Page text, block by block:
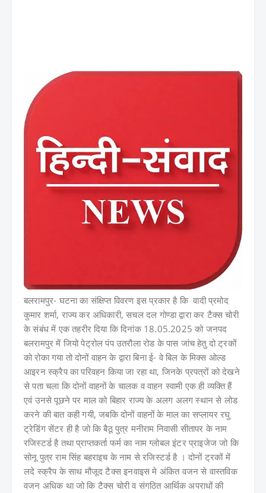
बलरामपुर- घटना का संक्षिप्त विवरण इस प्रकार है कि वादी प्रमोद
कुमार शर्मा, राज्य कर अधिकारी, सचल दल गोण्डा द्वारा कर टैक्स चोरी
के संबंध में एक तहरीर दिया कि दिनांक 18.05.2025 को जनपद
बलरामपुर में जियो पेट्रोल पंप उतरौला रोड के पास जांच हेतु दो ट्रकों
को रोका गया तो दोनों वाहन के द्वारा बिना ई- वे बिल के मिक्स ओल्ड
आइरन स्क्रैप का परिवहन किया जा रहा था, जिनके प्रपत्रों को देखने
से पता चला कि दोनों वाहनों के चालक व वाहन स्वामी एक ही व्यक्ति हैं
एवं उनसे पूछने पर माल को बिहार राज्य के अलग अलग स्थान से लोड
करने की बात कही गयी, जबकि दोनों वाहनों के माल का सप्लायर रघु
ट्रेडिंग सेंटर ही है जो कि बैठू पुत्र मनीराम निवासी सीतापर के नाम
रजिस्टर्ड है तथा प्राप्तकर्ता फर्म का नाम ग्लोबल इंटर प्राइजेज जो कि
सोनू पुत्र राम सिंह बहराइच के नाम से रजिस्टर्ड है । दोनों ट्रकों में
लदे स्क्रैप के साथ मौजूद टैक्स इनवाइस मे अंकित वजन से वास्तविक
वजन अधिक था जो कि टैक्स चोरी व संगठित आर्थिक अपराधों की